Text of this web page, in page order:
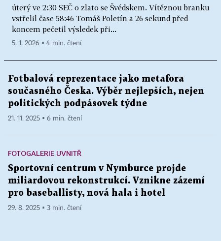
úterý ve 2:30 SEČ o zlato se Švédskem. Vítěznou branku
vstřelil čase 58:46 Tomáš Poletín a 26 sekund před
koncem pečetil výsledek při...
5. 1. 2026 ▪ 4 min. čtení
Fotbalová reprezentace jako metafora
současného Česka. Výběr nejlepších, nejen
politických podpásovek týdne
21. 11. 2025 ▪ 6 min. čtení
FOTOGALERIE UVNITŘ
Sportovní centrum v Nymburce projde
miliardovou rekonstrukcí. Vznikne zázemí
pro baseballisty, nová hala i hotel
29. 8. 2025 ▪ 3 min. čtení